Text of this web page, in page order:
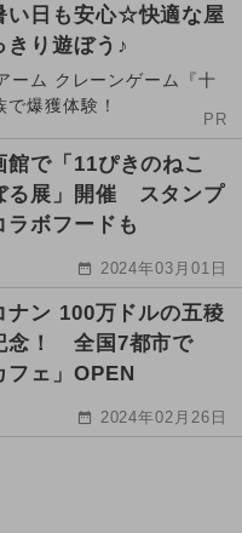
い日も安心☆快適な屋
きり遊ぼう♪
ーム クレーンゲーム『十
爆獲体験！
PR
館で「11ぴきのねこ
る展」開催 スタンプ
ラボフードも
2024年03月01日
ナン 100万ドルの五稜
念！ 全国7都市で
フェ」OPEN
2024年02月26日